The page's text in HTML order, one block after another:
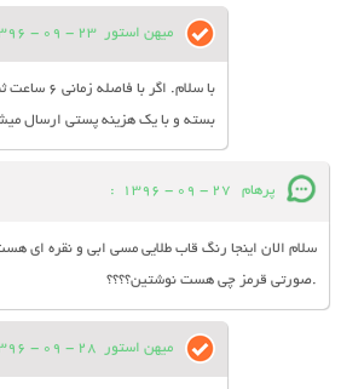
میهن استور 23 - 09 - 1396
با سلام.
بسته و با یک هزینه پستی ارسال
پرهام 27 - 09 - 1396
:
سلام الان اینجا رنگ قاب طلایی مسی ابی و نقره ای
.صورتی قرمز چی هست نوشتین؟؟؟؟
میهن استور 28 - 09 - 1396